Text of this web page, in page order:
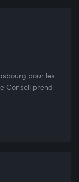
pour les
Conseil prend